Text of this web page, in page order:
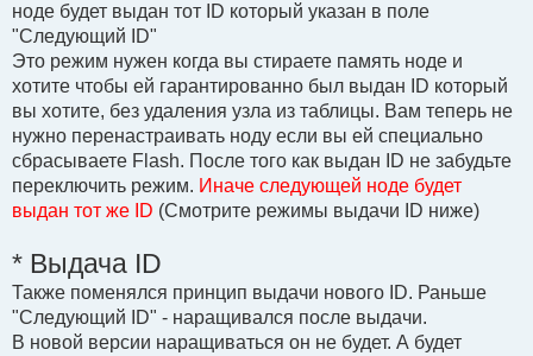
ноде будет выдан тот ID который указан в поле
"Следующий ID"
Это режим нужен когда вы стираете память ноде и
хотите чтобы ей гарантированно был выдан ID который
вы хотите, без удаления узла из таблицы. Вам теперь не
нужно перенастраивать ноду если вы ей специально
сбрасываете Flash. После того как выдан ID не забудьте
переключить режим. Иначе следующей ноде будет
выдан тот же ID (Смотрите режимы выдачи ID ниже)
* Выдача ID
Также поменялся принцип выдачи нового ID. Раньше
"Следующий ID" - наращивался после выдачи.
В новой версии наращиваться он не будет. А будет